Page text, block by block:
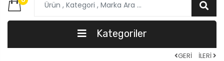
Kategoriler
GERİ İLERİ